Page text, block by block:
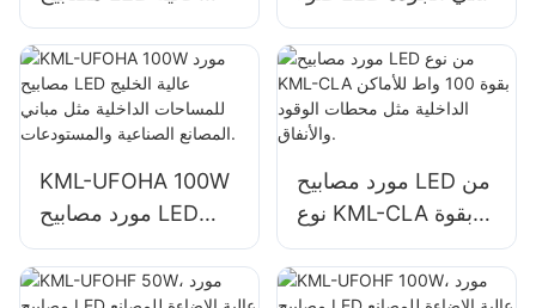
الخليج بقوة 150 واط
للمساحات الداخلية
مثل ورش الإصلاح
والمستودعات.
بقوة 100 واط
للمساحات الداخلية
مثل مباني المصانع
الصناعية
KML-UFOHA 100W
مورد مصابيح LED
عالية الخليج للمساحات
الداخلية مثل مباني
مورد مصابيح LED من
نوع KML-CLA بقوة
100 واط للأماكن
الداخلية مثل محطات